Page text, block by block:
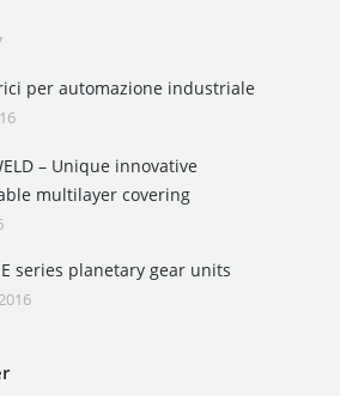
per automazione industriale
– Unique innovative
multilayer covering
series planetary gear units